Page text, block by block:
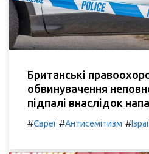
Британські
обвинувачення
підпалі внаслідок
#Євреї #Антисемітизм #